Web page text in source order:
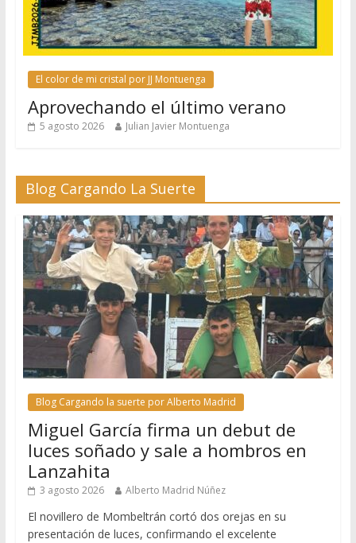
El color de mi cristal por JJ Montuenga
Aprovechando el último verano
5 agosto 2026 Julian Javier Montuenga
Blog Cargando La Suerte
Blog Cargando la suerte por Alberto Madrid
Miguel García firma un debut de
luces soñado y sale a hombros en
Lanzahita
3 agosto 2026 Alberto Madrid Núñez
El novillero de Mombeltrán cortó dos orejas en su
presentación de luces, confirmando el excelente